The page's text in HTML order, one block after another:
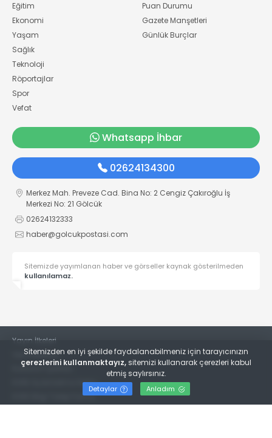
Eğitim
Ekonomi
Yaşam
Sağlık
Teknoloji
Röportajlar
Spor
Vefat
Puan Durumu
Gazete Manşetleri
Günlük Burçlar
Whatsapp İhbar
02624134300
Merkez Mah. Preveze Cad. Bina No: 2 Cengiz Çakıroğlu İş
Merkezi No: 21 Gölcük
02624132333
haber@golcukpostasi.com
Sitemizde yayımlanan haber ve görseller kaynak gösterilmeden
kullanılamaz.
Yayın İlkeleri
Veri Politikası
Kullanım Şartları
KVKK Aydınlatma Metni
KVKK Bilgi Talep Formu
Sitemizden en iyi şekilde faydalanabilmeniz için tarayıcınızın
çerezlerini kullanmaktayız, sitemizi kullanarak çerezleri kabul
etmiş saylırsınız.
Detaylar Anladım